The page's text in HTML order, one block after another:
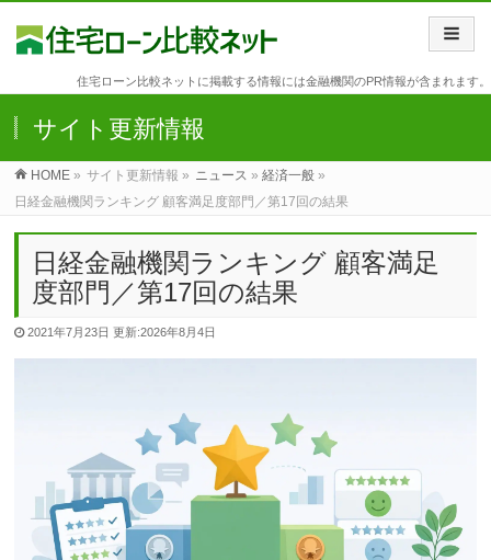
住宅ローン比較ネットに掲載する情報には金融機関のPR情報が含まれます。
サイト更新情報
HOME » サイト更新情報 » ニュース »経済一般 »
日経金融機関ランキング 顧客満足度部門／第17回の結果
日経金融機関ランキング 顧客満足
度部門／第17回の結果
2021年7月23日更新:2026年8月4日